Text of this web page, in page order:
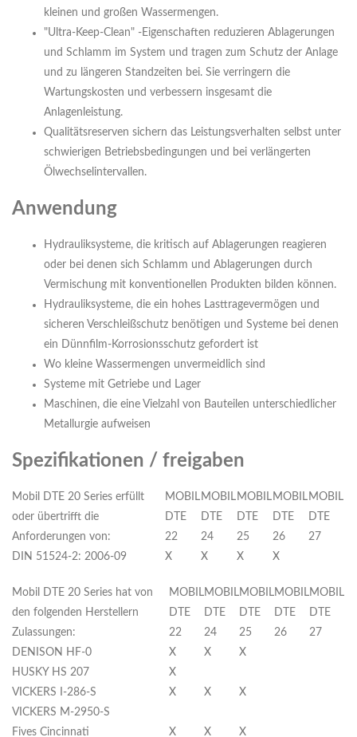
kleinen und großen Wassermengen.
"Ultra-Keep-Clean" -Eigenschaften reduzieren Ablagerungen
und Schlamm im System und tragen zum Schutz der Anlage
und zu längeren Standzeiten bei. Sie verringern die
Wartungskosten und verbessern insgesamt die
Anlagenleistung.
Qualitätsreserven sichern das Leistungsverhalten selbst unter
schwierigen Betriebsbedingungen und bei verlängerten
Ölwechselintervallen.
Anwendung
Hydrauliksysteme, die kritisch auf Ablagerungen reagieren
oder bei denen sich Schlamm und Ablagerungen durch
Vermischung mit konventionellen Produkten bilden können.
Hydrauliksysteme, die ein hohes Lasttragevermögen und
sicheren Verschleißschutz benötigen und Systeme bei denen
ein Dünnfilm-Korrosionsschutz gefordert ist
Wo kleine Wassermengen unvermeidlich sind
Systeme mit Getriebe und Lager
Maschinen, die eine Vielzahl von Bauteilen unterschiedlicher
Metallurgie aufweisen
Spezifikationen / freigaben
Mobil DTE 20 Series erfüllt
oder übertrifft die
Anforderungen von:
MOBIL
DTE
22
MOBIL
DTE
24
MOBIL
DTE
25
MOBIL
DTE
26
MOBIL
DTE
27
DIN 51524-2: 2006-09
X X X X
Mobil DTE 20 Series hat von
den folgenden Herstellern
Zulassungen:
MOBIL
DTE
22
MOBIL
DTE
24
MOBIL
DTE
25
MOBIL
DTE
26
MOBIL
DTE
27
DENISON HF-0
X X
X
HUSKY HS 207
X
VICKERS I-286-S
X X
X
VICKERS M-2950-S
Fives Cincinnati
X X X